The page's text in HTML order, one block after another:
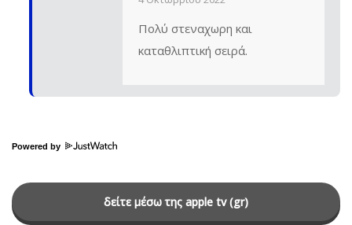
Πολύ στεναχωρη και
καταθλιπτική σειρά.
Powered by
δείτε μέσω της apple tv (gr)